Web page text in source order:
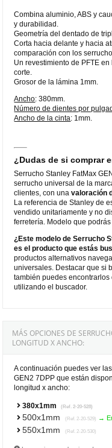
Combina aluminio, ABS y
y durabilidad.
Geometría del dentado de
Corta hacia delante y hacia
comparación con los
Un revestimiento de PFTE
corte.
Grosor de la lámina 1mm.
Ancho: 380mm.
Número de dientes por
Ancho de la cinta: 1mm.
¿Dudas de si comprar
Serrucho Stanley FatMax
serrucho universal de la
clientes, con unavaloración
La referencia de Stanley de
vendido unitariamente y no
ferretería. Modelo que
¿Este modelo de Serrucho
es el producto que estás
productos alternativos
universales. Destacar que si
también puedes
utilizando el buscador.
MÁS OPCIONES DE
LONGITUD X ANCHO:
A continuación puedes ver
GEN2 7DPP que están
longitud x ancho:
380x1mm (Ref. 2-20-528)
500x1mm (Ref. 2-20-529) →
550x1mm (Ref. 2-20-530)